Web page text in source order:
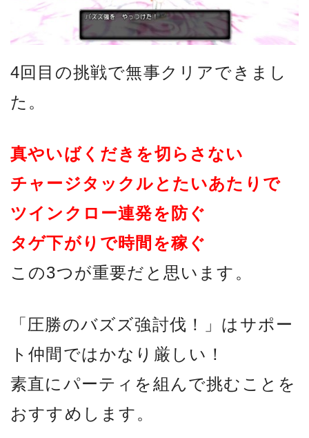
4回目の挑戦で無事クリアできまし
た。
真やいばくだきを切らさない
チャージタックルとたいあたりで
ツインクロー連発を防ぐ
タゲ下がりで時間を稼ぐ
この3つが重要だと思います。
「圧勝のバズズ強討伐！」はサポー
ト仲間ではかなり厳しい！
素直にパーティを組んで挑むことを
おすすめします。